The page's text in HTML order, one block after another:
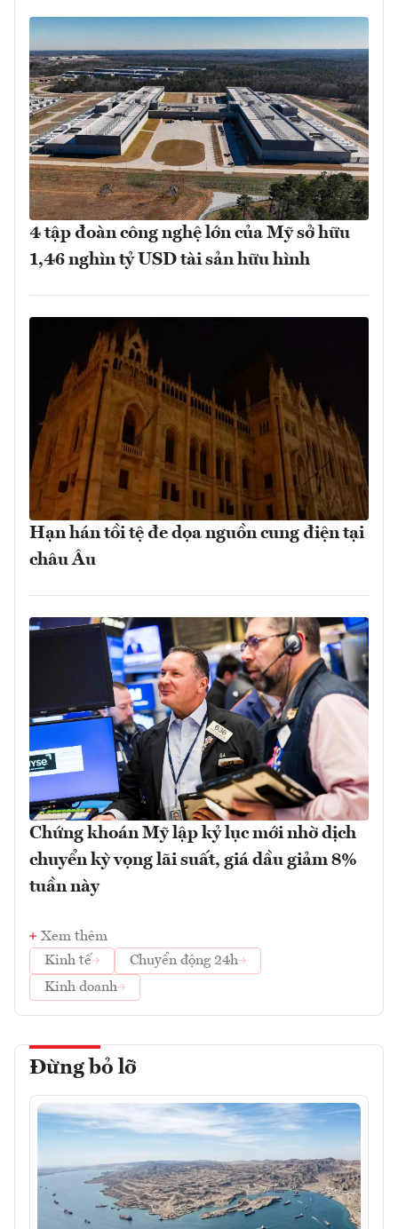
4 tập đoàn công nghệ lớn của Mỹ sở hữu
1,46 nghìn tỷ USD tài sản hữu hình
Hạn hán tồi tệ đe dọa nguồn cung điện tại
châu Âu
Chứng khoán Mỹ lập kỷ lục mới nhờ dịch
chuyển kỳ vọng lãi suất, giá dầu giảm 8%
tuần này
Xem thêm
Kinh tế
Chuyển động 24h
Kinh doanh
Đừng bỏ lỡ